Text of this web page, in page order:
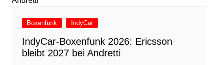
Boxenfunk IndyCar
IndyCar-Boxenfunk 2026: Ericsson
bleibt 2027 bei Andretti